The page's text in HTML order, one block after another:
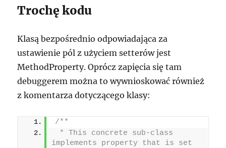
Trochę kodu
Klasą bezpośrednio odpowiadająca za
ustawienie pól z użyciem setterów jest
MethodProperty. Oprócz zapięcia się tam
debuggerem można to wywnioskować również
z komentarza dotyczącego klasy:
/**
* This concrete sub-class
implements property that is set